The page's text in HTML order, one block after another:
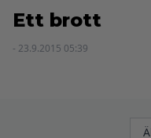
Ett brott
- 23.9.2015 05:39